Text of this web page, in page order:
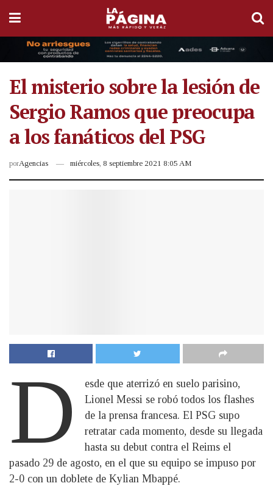
El misterio sobre la lesión de
Sergio Ramos que preocupa
a los fanáticos del PSG
porAgencias miércoles, 8 septiembre 2021 8:05 AM
D
esde que aterrizó en suelo parisino,
Lionel Messi se robó todos los flashes
de la prensa francesa. El PSG supo
retratar cada momento, desde su llegada
hasta su debut contra el Reims el
pasado 29 de agosto, en el que su equipo se impuso por
2-0 con un doblete de Kylian Mbappé.